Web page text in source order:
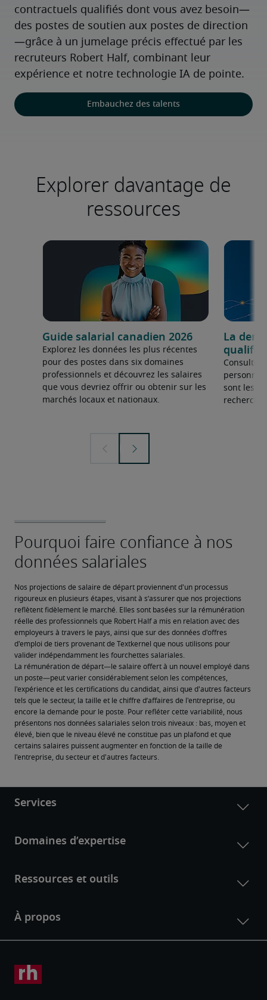
contractuels qualifiés dont vous avez besoin—
des postes de soutien aux postes de direction
—grâce à un jumelage précis effectué par les
recruteurs Robert Half, combinant leur
expérience et notre technologie IA de pointe.
Embauchez des talents
Explorer davantage de
ressources
Guide salarial canadien 2026
Explorez les données les plus récentes
pour des postes dans six domaines
professionnels et découvrez les salaires
que vous devriez offrir ou obtenir sur les
marchés locaux et nationaux.
La
qualifié
Consultez
personnel
sont les
Nos projections de salaire de départ proviennent d'un processus
rigoureux en plusieurs étapes, visant à s’assurer que nos projections
reflètent fidèlement le marché. Elles sont basées sur la rémunération
réelle des professionnels que Robert Half a mis en relation avec des
employeurs à travers le pays, ainsi que sur des données d'offres
d'emploi de tiers provenant de Textkernel que nous utilisons pour
valider indépendamment les fourchettes salariales.
La rémunération de départ—le salaire offert à un nouvel employé dans
un poste—peut varier considérablement selon les compétences,
l'expérience et les certifications du candidat, ainsi que d'autres facteurs
tels que le secteur, la taille et le chiffre d’affaires de l'entreprise, ou
encore la demande pour le poste. Pour refléter cette variabilité, nous
présentons nos données salariales selon trois niveaux : bas, moyen et
élevé, bien que le niveau élevé ne constitue pas un plafond et que
certains salaires puissent augmenter en fonction de la taille de
l'entreprise, du secteur et d'autres facteurs.